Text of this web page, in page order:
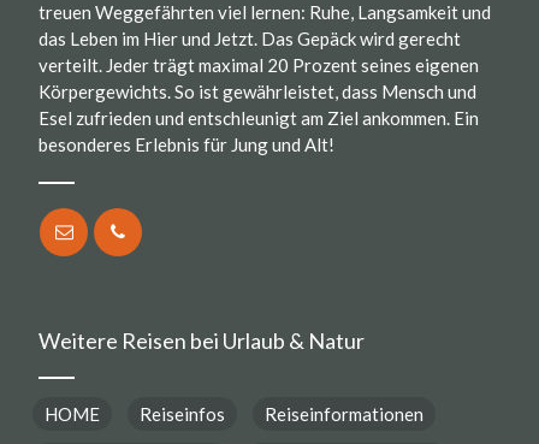
treuen Weggefährten viel lernen: Ruhe, Langsamkeit und
das Leben im Hier und Jetzt. Das Gepäck wird gerecht
verteilt. Jeder trägt maximal 20 Prozent seines eigenen
Körpergewichts. So ist gewährleistet, dass Mensch und
Esel zufrieden und entschleunigt am Ziel ankommen. Ein
besonderes Erlebnis für Jung und Alt!
Weitere Reisen bei Urlaub & Natur
HOME Reiseinfos Reiseinformationen